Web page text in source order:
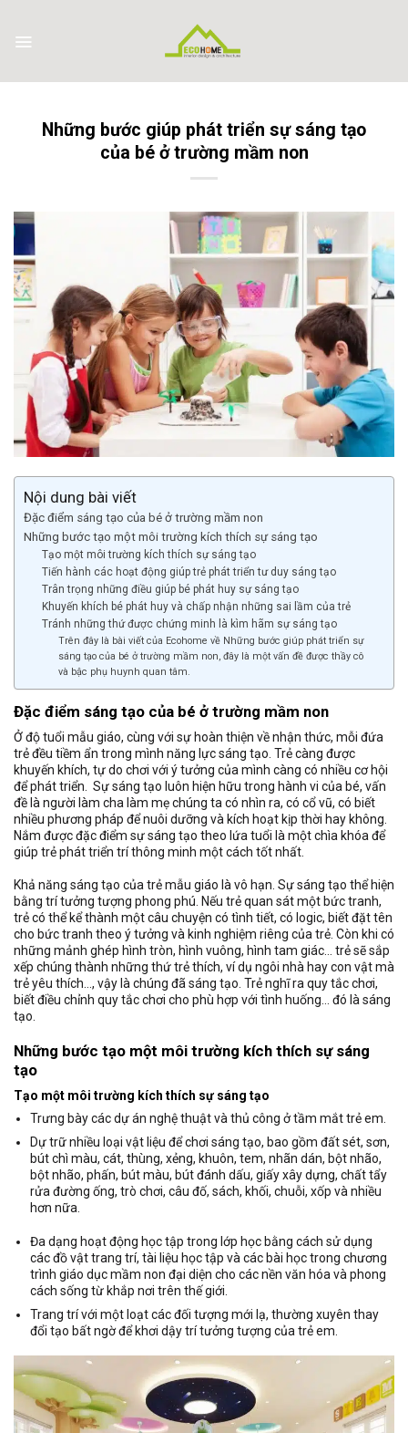
content
Những bước giúp phát triển sự sáng tạo
của bé ở trường mầm non
Nội dung bài viết
Đặc điểm sáng tạo của bé ở trường mầm non
Những bước tạo một môi trường kích thích sự sáng tạo
Tạo một môi trường kích thích sự sáng tạo
Tiến hành các hoạt động giúp trẻ phát triển tư duy sáng tạo
Trân trọng những điều giúp bé phát huy sự sáng tạo
Khuyến khích bé phát huy và chấp nhận những sai lầm của trẻ
Tránh những thứ được chứng minh là kìm hãm sự sáng tạo
Trên đây là bài viết của Ecohome về Những bước giúp phát triển sự
sáng tạo của bé ở trường mầm non, đây là một vấn đề được thầy cô
và bậc phụ huynh quan tâm.
Đặc điểm sáng tạo của bé ở trường mầm non
Ở độ tuổi mẫu giáo, cùng với sự hoàn thiện về nhận thức, mỗi đứa
trẻ đều tiềm ẩn trong mình năng lực sáng tạo. Trẻ càng được
khuyến khích, tự do chơi với ý tưởng của mình càng có nhiều cơ hội
để phát triển. Sự sáng tạo luôn hiện hữu trong hành vi của bé, vấn
đề là người làm cha làm mẹ chúng ta có nhìn ra, có cổ vũ, có biết
nhiều phương pháp để nuôi dưỡng và kích hoạt kịp thời hay không.
Nắm được đặc điểm sự sáng tạo theo lứa tuổi là một chìa khóa để
giúp trẻ phát triển trí thông minh một cách tốt nhất.
Khả năng sáng tạo của trẻ mẫu giáo là vô hạn. Sự sáng tạo thể hiện
bằng trí tưởng tượng phong phú. Nếu trẻ quan sát một bức tranh,
trẻ có thể kể thành một câu chuyện có tình tiết, có logic, biết đặt tên
cho bức tranh theo ý tưởng và kinh nghiệm riêng của trẻ. Còn khi có
những mảnh ghép hình tròn, hình vuông, hình tam giác… trẻ sẽ sắp
xếp chúng thành những thứ trẻ thích, ví dụ ngôi nhà hay con vật mà
trẻ yêu thích…, vậy là chúng đã sáng tạo. Trẻ nghĩ ra quy tắc chơi,
biết điều chỉnh quy tắc chơi cho phù hợp với tình huống… đó là sáng
tạo.
Những bước tạo một môi trường kích thích sự sáng
tạo
Tạo một môi trường kích thích sự sáng tạo
Trưng bày các dự án nghệ thuật và thủ công ở tầm mắt trẻ em.
Dự trữ nhiều loại vật liệu để chơi sáng tạo, bao gồm đất sét, sơn,
bút chì màu, cát, thùng, xẻng, khuôn, tem, nhãn dán, bột nhão,
bột nhão, phấn, bút màu, bút đánh dấu, giấy xây dựng, chất tẩy
rửa đường ống, trò chơi, câu đố, sách, khối, chuỗi, xốp và nhiều
hơn nữa.
Đa dạng hoạt động học tập trong lớp học bằng cách sử dụng
các đồ vật trang trí, tài liệu học tập và các bài học trong chương
trình giáo dục mầm non đại diện cho các nền văn hóa và phong
cách sống từ khắp nơi trên thế giới.
Trang trí với một loạt các đối tượng mới lạ, thường xuyên thay
đổi tạo bất ngờ để khơi dậy trí tưởng tượng của trẻ em.